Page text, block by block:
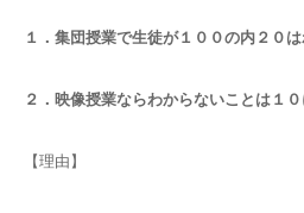
１．集団授業で生徒が１００の内２０は
２．映像授業ならわからないことは１０
【理由】